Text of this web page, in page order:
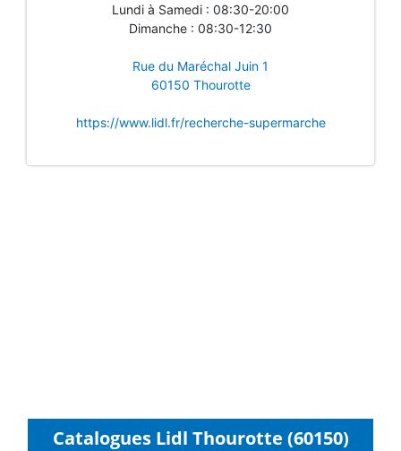
Lundi à Samedi : 08:30-20:00
Dimanche : 08:30-12:30
Rue du Maréchal Juin 1
60150 Thourotte
https://www.lidl.fr/recherche-supermarche
Catalogues Lidl Thourotte (60150)